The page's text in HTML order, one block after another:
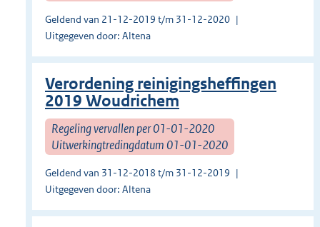
Geldend van 21-12-2019 t/m 31-12-2020
Uitgegeven door: Altena
Verordening reinigingsheffingen
2019 Woudrichem
Regeling vervallen per 01-01-2020
Uitwerkingtredingdatum 01-01-2020
Geldend van 31-12-2018 t/m 31-12-2019
Uitgegeven door: Altena